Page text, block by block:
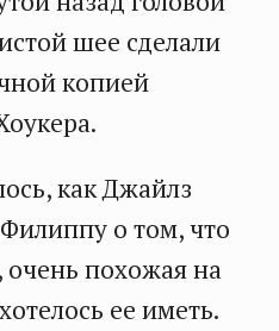
шее сделали
копией
как Джайлз
о том, что
очень похожая на
ее иметь.